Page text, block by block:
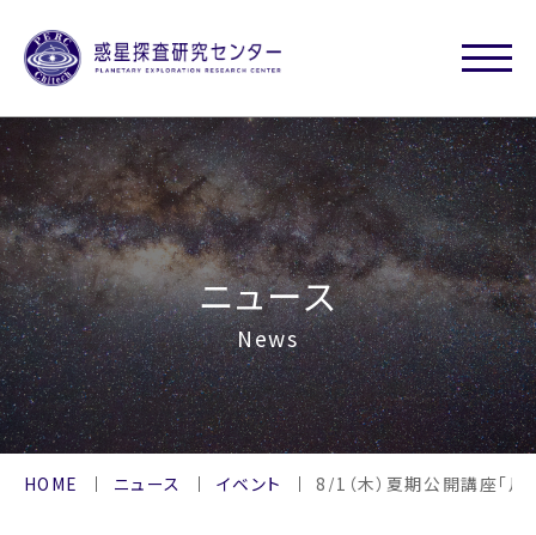
ニュース
News
HOME ニュース イベント 8/1（木）夏期公開講座「